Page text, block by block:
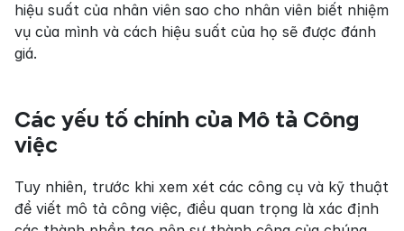
hiệu suất của nhân viên sao cho nhân viên biết nhiệm
vụ của mình và cách hiệu suất của họ sẽ được đánh
giá.
Các yếu tố chính của Mô tả Công
việc
Tuy nhiên, trước khi xem xét các công cụ và kỹ thuật
để viết mô tả công việc, điều quan trọng là xác định